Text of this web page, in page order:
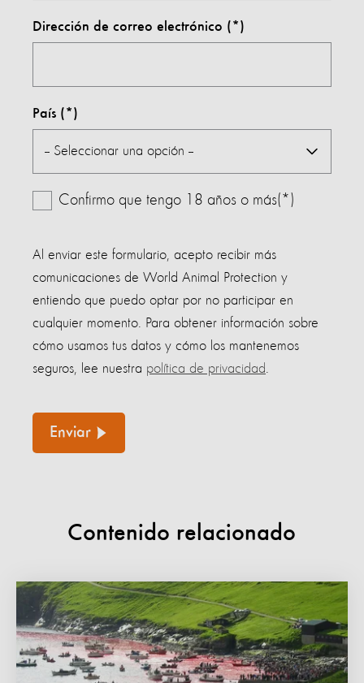
Dirección de correo electrónico
País
Confirmo que tengo 18 años o más(*)
Al enviar este formulario, acepto recibir más
comunicaciones de World Animal Protection y
entiendo que puedo optar por no participar en
cualquier momento. Para obtener información sobre
cómo usamos tus datos y cómo los mantenemos
seguros, lee nuestra política de privacidad
Enviar
Contenido relacionado